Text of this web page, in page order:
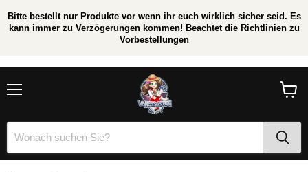
Bitte bestellt nur Produkte vor wenn ihr euch wirklich sicher seid. Es
kann immer zu Verzögerungen kommen! Beachtet die Richtlinien zu
Vorbestellungen